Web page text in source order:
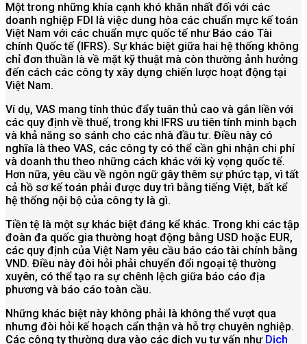
Một trong những khía cạnh khó khăn nhất đối với các
doanh nghiệp FDI là việc dung hòa các chuẩn mực kế toán
Việt Nam với các chuẩn mực quốc tế như Báo cáo Tài
chính Quốc tế (IFRS). Sự khác biệt giữa hai hệ thống không
chỉ đơn thuần là về mặt kỹ thuật mà còn thường ảnh hưởng
đến cách các công ty xây dựng chiến lược hoạt động tại
Việt Nam.
Ví dụ, VAS mang tính thúc đẩy tuân thủ cao và gắn liền với
các quy định về thuế, trong khi IFRS ưu tiên tính minh bạch
và khả năng so sánh cho các nhà đầu tư. Điều này có
nghĩa là theo VAS, các công ty có thể cần ghi nhận chi phí
và doanh thu theo những cách khác với kỳ vọng quốc tế.
Hơn nữa, yêu cầu về ngôn ngữ gây thêm sự phức tạp, vì tất
cả hồ sơ kế toán phải được duy trì bằng tiếng Việt, bất kể
hệ thống nội bộ của công ty là gì.
Tiền tệ là một sự khác biệt đáng kể khác. Trong khi các tập
đoàn đa quốc gia thường hoạt động bằng USD hoặc EUR,
các quy định của Việt Nam yêu cầu báo cáo tài chính bằng
VND. Điều này đòi hỏi phải chuyển đổi ngoại tệ thường
xuyên, có thể tạo ra sự chênh lệch giữa báo cáo địa
phương và báo cáo toàn cầu.
Những khác biệt này không phải là không thể vượt qua
nhưng đòi hỏi kế hoạch cẩn thận và hỗ trợ chuyên nghiệp.
Các công ty thường dựa vào các dịch vụ tư vấn như Dịch